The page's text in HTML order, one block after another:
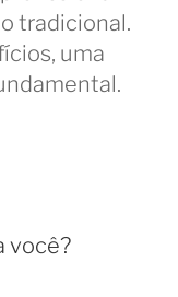
tradicional.
uma
você?